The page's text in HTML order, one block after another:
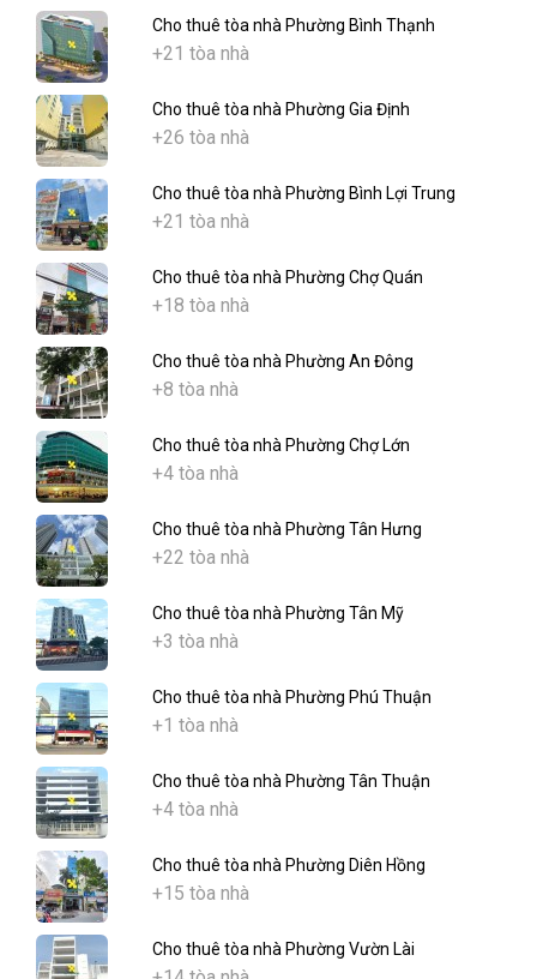
Cho thuê tòa nhà Phường Bình Thạnh
+21 tòa nhà
Cho thuê tòa nhà Phường Gia Định
+26 tòa nhà
Cho thuê tòa nhà Phường Bình Lợi Trung
+21 tòa nhà
Cho thuê tòa nhà Phường Chợ Quán
+18 tòa nhà
Cho thuê tòa nhà Phường An Đông
+8 tòa nhà
Cho thuê tòa nhà Phường Chợ Lớn
+4 tòa nhà
Cho thuê tòa nhà Phường Tân Hưng
+22 tòa nhà
Cho thuê tòa nhà Phường Tân Mỹ
+3 tòa nhà
Cho thuê tòa nhà Phường Phú Thuận
+1 tòa nhà
Cho thuê tòa nhà Phường Tân Thuận
+4 tòa nhà
Cho thuê tòa nhà Phường Diên Hồng
+15 tòa nhà
Cho thuê tòa nhà Phường Vườn Lài